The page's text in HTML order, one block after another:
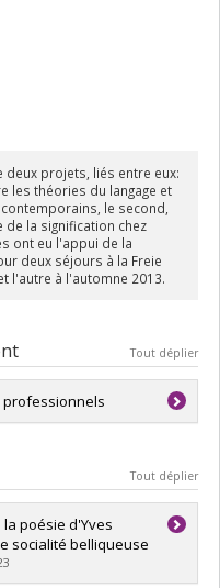
deux projets, liés entre eux:
les théories du langage et
le second,
la signification chez
ont eu l'appui de la
deux séjours à la Freie
l'autre à l'automne 2013.
Tout déplier
professionnels
Tout déplier
poésie d'Yves
socialité belliqueuse